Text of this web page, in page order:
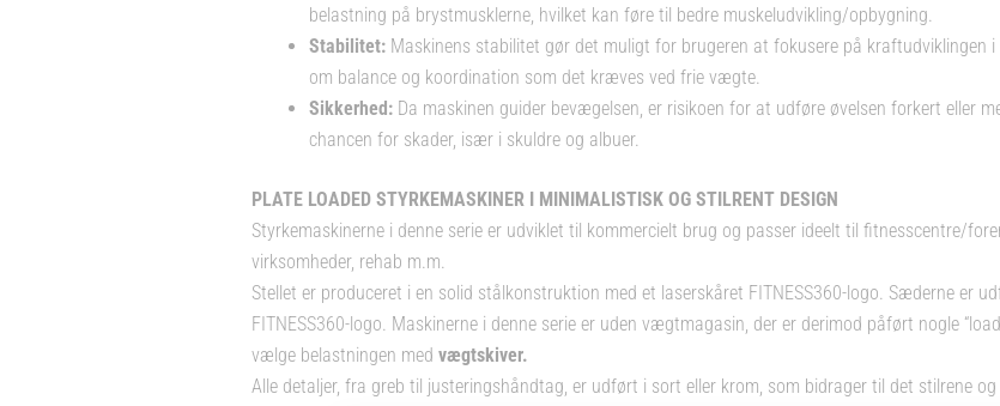
belastning på brystmusklerne, hvilket kan føre til bedre muskeludvikling/opbygning.
Stabilitet: Maskinens stabilitet gør det muligt for brugeren at fokusere på kraftudviklingen
om balance og koordination som det kræves ved frie vægte.
Sikkerhed: Da maskinen guider bevægelsen, er risikoen for at udføre øvelsen forkert eller
chancen for skader, især i skuldre og albuer.
PLATE LOADED STYRKEMASKINER I MINIMALISTISK OG STILRENT DESIGN
Styrkemaskinerne i denne serie er udviklet til kommercielt brug og passer ideelt til fitnesscentre/
virksomheder, rehab m.m.
Stellet er produceret i en solid stålkonstruktion med et laserskåret FITNESS360-logo. Sæderne er
FITNESS360-logo. Maskinerne i denne serie er uden vægtmagasin, der er derimod påført nogle
vælge belastningen med vægtskiver.
Alle detaljer, fra greb til justeringshåndtag, er udført i sort eller krom, som bidrager til det stilrene